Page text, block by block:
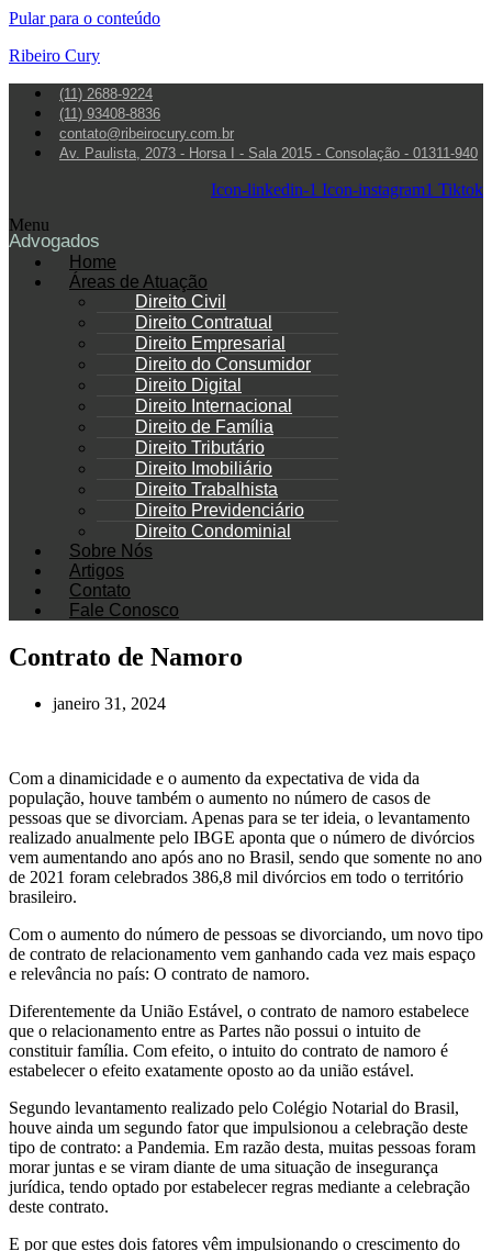
Pular para o conteúdo
Ribeiro Cury
(11) 2688-9224
(11) 93408-8836
contato@ribeirocury.com.br
Av. Paulista, 2073 - Horsa I - Sala 2015 - Consolação - 01311-940
Icon-linkedin-1 Icon-instagram1 Tiktok
Advogados
Menu
Home
Áreas de Atuação
Direito Civil
Direito Contratual
Direito Empresarial
Direito do Consumidor
Direito Digital
Direito Internacional
Direito de Família
Direito Tributário
Direito Imobiliário
Direito Trabalhista
Direito Previdenciário
Direito Condominial
Sobre Nós
Artigos
Contato
Fale Conosco
Contrato de Namoro
janeiro 31, 2024
Com a dinamicidade e o aumento da expectativa de vida da
população, houve também o aumento no número de casos de
pessoas que se divorciam. Apenas para se ter ideia, o levantamento
realizado anualmente pelo IBGE aponta que o número de divórcios
vem aumentando ano após ano no Brasil, sendo que somente no ano
de 2021 foram celebrados 386,8 mil divórcios em todo o território
brasileiro.
Com o aumento do número de pessoas se divorciando, um novo tipo
de contrato de relacionamento vem ganhando cada vez mais espaço
e relevância no país: O contrato de namoro.
Diferentemente da União Estável, o contrato de namoro estabelece
que o relacionamento entre as Partes não possui o intuito de
constituir família. Com efeito, o intuito do contrato de namoro é
estabelecer o efeito exatamente oposto ao da união estável.
Segundo levantamento realizado pelo Colégio Notarial do Brasil,
houve ainda um segundo fator que impulsionou a celebração deste
tipo de contrato: a Pandemia. Em razão desta, muitas pessoas foram
morar juntas e se viram diante de uma situação de insegurança
jurídica, tendo optado por estabelecer regras mediante a celebração
deste contrato.
E por que estes dois fatores vêm impulsionando o crescimento do